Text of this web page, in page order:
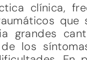
clínica,
grandes
los